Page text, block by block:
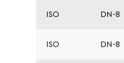
ISO DN-8
ISO DN-8